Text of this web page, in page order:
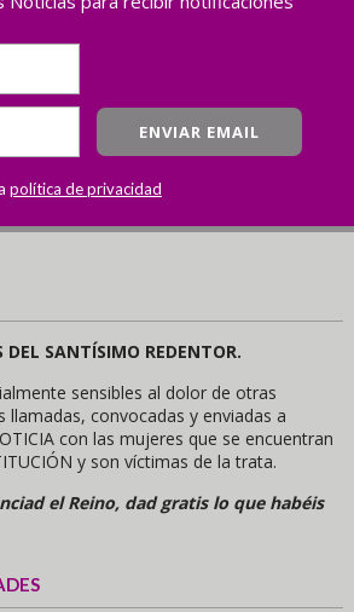
política de privacidad
SANTÍSIMO REDENTOR.
sensibles al dolor de otras
convocadas y enviadas a
con las mujeres que se encuentran
y son víctimas de la trata.
el Reino, dad gratis lo que habéis